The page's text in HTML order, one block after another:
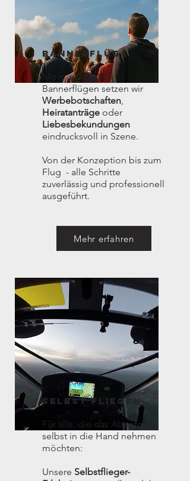
bANNERFLÜGE
Mit individuellen
Bannerflügen setzen wir
Werbebotschaften,
Heiratanträge oder
Liebesbekundungen
eindrucksvoll in Szene.
Von der Konzeption bis zum
Flug - alle Schritte
zuverlässig und professionell
ausgeführt.
Mehr erfahren
sELBST fLIEGEN
Für alle, die das Abenteuer
selbst in die Hand nehmen
möchten:
Unsere Selbstflieger-